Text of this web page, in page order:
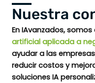
Nuestra
En IAvanzados,
artificial aplicada a
ayudar a las
reducir costos y
soluciones IA